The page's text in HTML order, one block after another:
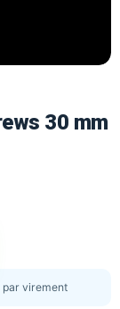
30 mm
par virement